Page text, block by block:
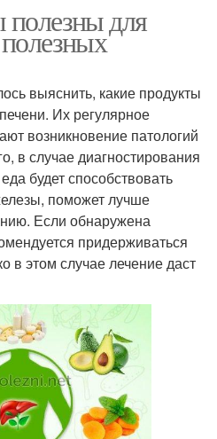
полезны для
выяснить, какие продукты
Их регулярное
возникновение патологий
в случае диагностирования
будет способствовать
поможет лучше
Если обнаружена
придерживаться
в этом случае лечение даст